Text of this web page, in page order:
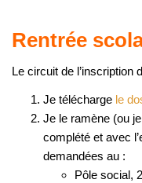
Rentrée
Le circuit de l’inscription
Je télécharge le
Je le ramène (ou
complété et avec
demandées au :
Pôle social,